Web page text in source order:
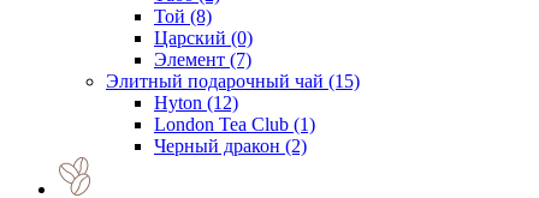
Той (8)
Царский (0)
Элемент (7)
Элитный подарочный чай (15)
Hyton (12)
London Tea Club (1)
Черный дракон (2)